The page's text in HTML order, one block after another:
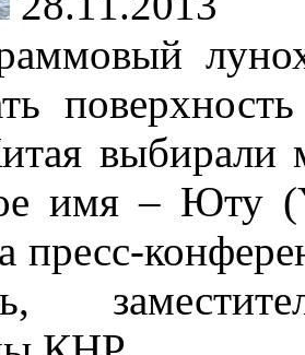
выбирали
имя – Юту
пресс-